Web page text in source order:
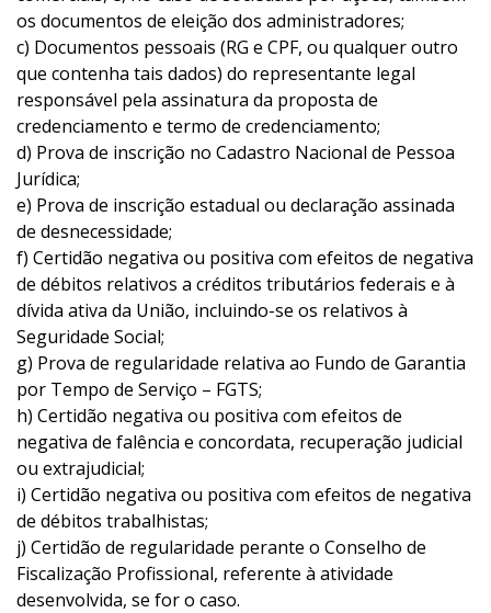
os documentos de eleição dos administradores;
c) Documentos pessoais (RG e CPF, ou qualquer outro
que contenha tais dados) do representante legal
responsável pela assinatura da proposta de
credenciamento e termo de credenciamento;
d) Prova de inscrição no Cadastro Nacional de Pessoa
Jurídica;
e) Prova de inscrição estadual ou declaração assinada
de desnecessidade;
f) Certidão negativa ou positiva com efeitos de negativa
de débitos relativos a créditos tributários federais e à
dívida ativa da União, incluindo-se os relativos à
Seguridade Social;
g) Prova de regularidade relativa ao Fundo de Garantia
por Tempo de Serviço – FGTS;
h) Certidão negativa ou positiva com efeitos de
negativa de falência e concordata, recuperação judicial
ou extrajudicial;
i) Certidão negativa ou positiva com efeitos de negativa
de débitos trabalhistas;
j) Certidão de regularidade perante o Conselho de
Fiscalização Profissional, referente à atividade
desenvolvida, se for o caso.